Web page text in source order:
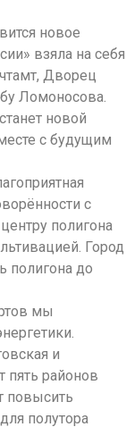
новое
взяла на себя
Дворец
Ломоносова.
новой
с будущим
с
полигона
Город
полигона до
мы
и
пять районов
повысить
полутора